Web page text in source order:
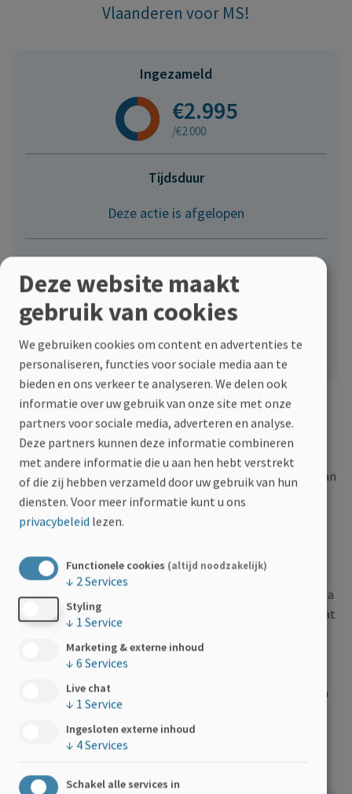
Vlaanderen voor MS!
Ingezameld
€2.995
/€2.000
Tijdsduur
Deze actie is afgelopen
Delen
Deel dit
Facebook
Linkedin
TwitterE-mail
Waarom deze actie?
De enthousiaste joggers van AC Break lopen elke week
samen. Omdat MS het leven van enkele van onze joggers van
dichtbij raakt, willen we onze passie voor hardlopen
combineren met een goed doel. Daarom lopen we samen
steun te bieden aan mensen met MS!
Ons doel is om extra centen bij elkaar te lopen voor MS-Liga
Vlaanderen: een organisatie die met raad en daad klaar staat
Geef jij ons een financieel duwtje in de rug? Doneren kan via
de knop op deze pagina of via overschrijving.
Deze website maakt
gebruik van cookies
We gebruiken cookies om content en advertenties te
personaliseren, functies voor sociale media aan te
bieden en ons verkeer te analyseren. We delen ook
informatie over uw gebruik van onze site met onze
partners voor sociale media, adverteren en analyse.
Deze partners kunnen deze informatie combineren
met andere informatie die u aan hen hebt verstrekt
of die zij hebben verzameld door uw gebruik van hun
diensten. Voor meer informatie kunt u ons
privacybeleid lezen.
Functionele cookies (altijd noodzakelijk)
↓ 2 Services
Styling
↓ 1 Service
Marketing & externe inhoud
↓ 6 Services
Live chat
↓ 1 Service
Ingesloten externe inhoud
↓ 4Services
Schakel alle services in